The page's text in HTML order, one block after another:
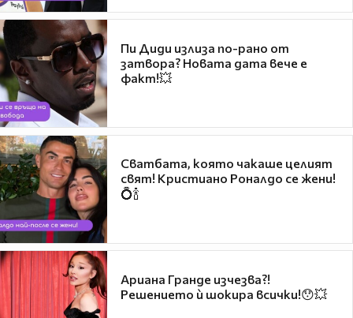
Пи Диди излиза по-рано от
затвора? Новата дата вече е
факт!💥
Сватбата, която чакаше целият
свят! Кристиано Роналдо се жени!
💍🍾
Ариана Гранде изчезва?!
Решението ѝ шокира всички!😯💥